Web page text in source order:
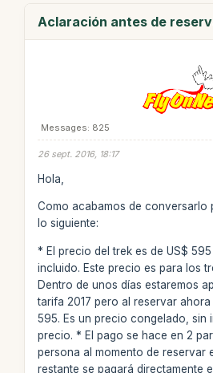
Aclaración antes de
Messages: 825
26 sept. 2016, 18:17
Hola,
Como acabamos de conversarlo
lo siguiente:
* El precio del trek es de US$
incluido. Este precio es para los
Dentro de unos días estaremos
tarifa 2017 pero al reservar
595. Es un precio congelado, sin
precio. * El pago se hace en 2
persona al momento de reservar
restante se pagará directamente